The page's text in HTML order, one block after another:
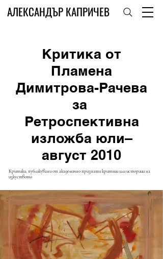
АЛЕКСАНДЪР КАПРИЧЕВ
Критика от
Пламена
Димитрова-Рачева
за
Ретроспективна
изложба юли–
август 2010
Критики, публикувани от академично признати критици или историци на
изкуството